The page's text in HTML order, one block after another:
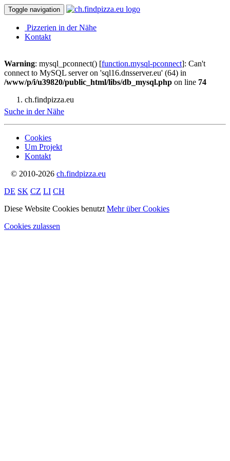
Toggle navigation
Pizzerien in der Nähe
Kontakt
Warning: mysql_pconnect() [function.mysql-pconnect]: Can't
connect to MySQL server on 'sql16.dnsserver.eu' (64) in
/www/p/i/u39820/public_html/libs/db_mysql.php on line 74
ch.findpizza.eu
Suche in der Nähe
Cookies
Um Projekt
Kontakt
© 2010-2026 ch.findpizza.eu
DE SK CZ LI CH
Diese Website Cookies benutzt Mehr über Cookies
Cookies zulassen